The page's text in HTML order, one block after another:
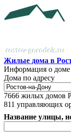
Перейти к
Жилые дома в
Информация о доме
Дома по адресу
7666 жилых домов
811 управляющих
Название улицы,